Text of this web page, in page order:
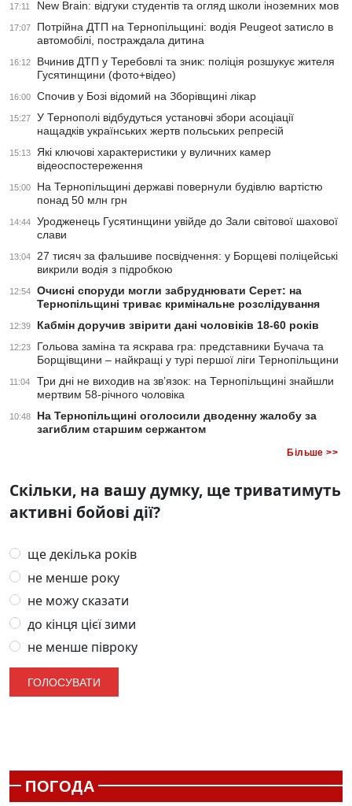
17:11 New Brain: відгуки студентів та огляд школи іноземних мов
17:07
Потрійна ДТП на Тернопільщині: водія Peugeot затисло в
автомобілі, постраждала дитина
16:12
Вчинив ДТП у Теребовлі та зник: поліція розшукує жителя
Гусятинщини (фото+відео)
16:00 Спочив у Бозі відомий на Зборівщині лікар
15:27
У Тернополі відбудуться установчі збори асоціації
нащадків українських жертв польських репресій
15:13
Які ключові характеристики у вуличних камер
відеоспостереження
15:00
На Тернопільщині державі повернули будівлю вартістю
понад 50 млн грн
14:44
Уродженець Гусятинщини увійде до Зали світової шахової
слави
13:04
27 тисяч за фальшиве посвідчення: у Борщеві поліцейські
викрили водія з підробкою
12:54
Очисні споруди могли забруднювати Серет: на
Тернопільщині триває кримінальне розслідування
12:39 Кабмін доручив звірити дані чоловіків 18-60 років
12:23
Гольова заміна та яскрава гра: представники Бучача та
Борщівщини – найкращі у турі першої ліги Тернопільщини
11:04
Три дні не виходив на зв’язок: на Тернопільщині знайшли
мертвим 58-річного чоловіка
10:48
На Тернопільщині оголосили дводенну жалобу за
загиблим старшим сержантом
Більше >>
Скільки, на вашу думку, ще триватимуть
активні бойові дії?
ще декілька років
не менше року
не можу сказати
до кінця цієї зими
не менше півроку
ПОГОДА